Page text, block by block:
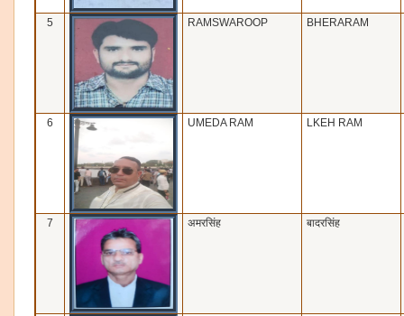
5 RAMSWAROOP BHERARAM
6 UMEDA RAM LKEH RAM
7 अमरसिंह बादरसिंह